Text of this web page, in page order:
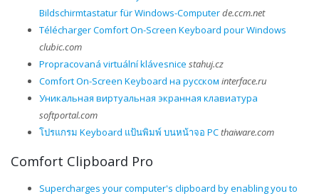
Bildschirmtastatur für Windows-Computerde.ccm.net
Télécharger Comfort On-Screen Keyboard pour Windows
clubic.com
Propracovaná virtuální klávesnice stahuj.cz
Comfort On-Screen Keyboard на русском interface.ru
Уникальная виртуальная экранная клавиатура
softportal.com
โปรแกรม Keyboard แป้นพิมพ์ บนหน้าจอ PCthaiware.com
Comfort Clipboard Pro
Supercharges your computer's clipboard by enabling you to